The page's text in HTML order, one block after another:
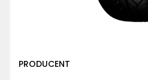
PRODUCENT